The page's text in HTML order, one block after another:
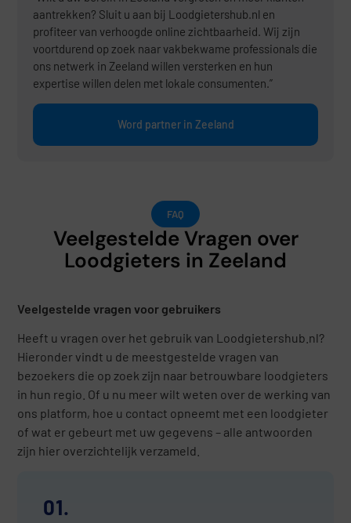
aantrekken? Sluit u aan bij Loodgietershub.nl en
profiteer van verhoogde online zichtbaarheid. Wij zijn
voortdurend op zoek naar vakbekwame professionals die
ons netwerk in Zeeland willen versterken en hun
expertise willen delen met lokale consumenten.”
Word partner in Zeeland
FAQ
Veelgestelde Vragen over
Loodgieters in Zeeland
Veelgestelde vragen voor gebruikers
Heeft u vragen over het gebruik van Loodgietershub.nl?
Hieronder vindt u de meestgestelde vragen van
bezoekers die op zoek zijn naar betrouwbare loodgieters
in hun regio. Of u nu meer wilt weten over de werking van
ons platform, hoe u contact opneemt met een loodgieter
of wat er gebeurt met uw gegevens – alle antwoorden
zijn hier overzichtelijk verzameld.
01.